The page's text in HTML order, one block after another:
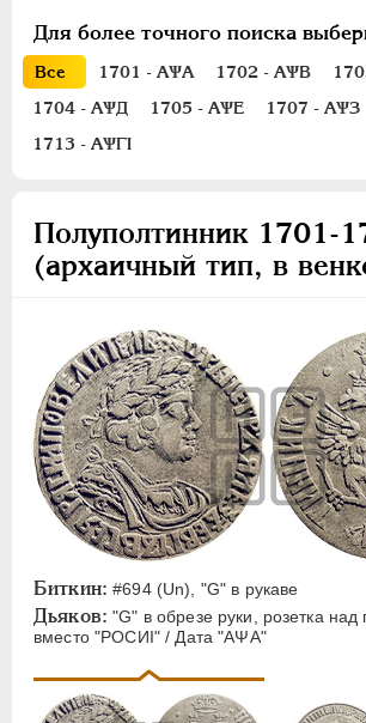
Для более точного поиска
Все 1701 - АѰА 1702 - АѰВ
1704 - АѰД
1705 - АѰЕ 1707 - АѰЗ
1713 - АѰГI
Полуполтинник 1701-
(архаичный тип, в
Биткин: #694 (Un), "G" в рукаве
Дьяков: "G" в обрезе руки, розетка
вместо "РОСИI" / Дата "АΨА"
Гривенник
Гривна
10 денег
5 копеек
Медь
Пробные
Монетовидные жетоны
ЕКАТЕРИНА I 1725-1727
ПЕТР II 1727-1729
АННА ИОАННОВНА 1730-1740
ИОАНН АНТОНОВИЧ 1740-1741
ЕЛИЗАВЕТА 1741-1762
1762-1762
ЕКАТЕРИНА II 1762-1796
ПАВЕЛ I 1796-1801
АЛЕКСАНДР I
НИКОЛАЙ I
1826-1855